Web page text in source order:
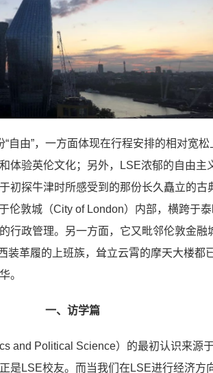
“自由”，一方面体现在行程安排的相对
体验英伦文化；另外，LSE浓郁的自由主
初探牛津时所感受到的那份长久矗立的古
伦敦城（City of London）内部，横跨于
行政管理。另一方面，它又毗邻伦敦金融
装革履的上班族，耸立云霄的摩天大楼都
。
一、访学篇
and Political Science）的最初认识来源
是LSE校友。而当我们在LSE进行经济方